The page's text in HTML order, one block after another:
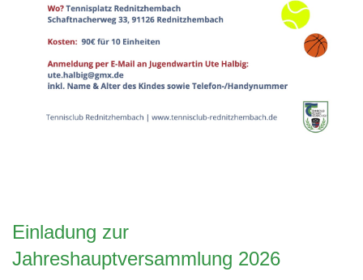
Einladung zur
Jahreshauptversammlung 2026